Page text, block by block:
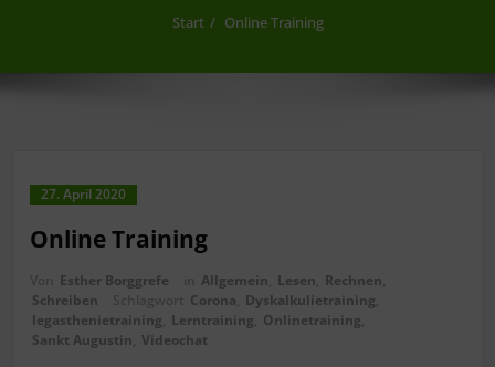
Start Online Training
27. April 2020
Online Training
Esther Borggrefe Allgemein Lesen Rechnen
Schreiben
Corona Dyskalkulietraining
legasthenietraining Lerntraining Onlinetraining
Sankt Augustin Videochat